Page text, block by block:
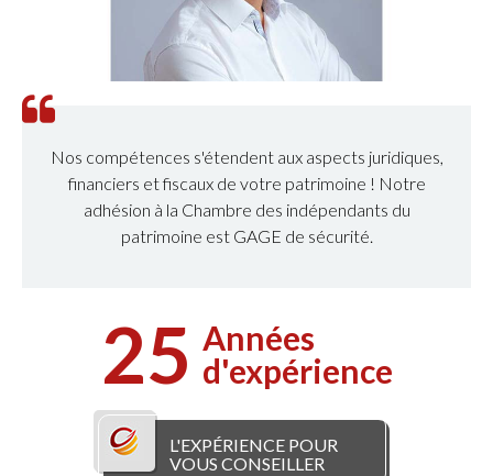
Nos compétences s'étendent aux aspects juridiques,
financiers et fiscaux de votre patrimoine ! Notre
adhésion à la Chambre des indépendants du
patrimoine est GAGE de sécurité.
25 Années
d'expérience
L'EXPÉRIENCE POUR
VOUS CONSEILLER